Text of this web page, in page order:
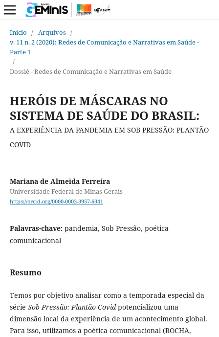
Início / Arquivos /
v. 11 n. 2 (2020): Redes de Comunicação e Narrativas em Saúde -
Parte 1
/
Dossiê - Redes de Comunicação e Narrativas em Saúde
HERÓIS DE MÁSCARAS NO
SISTEMA DE SAÚDE DO BRASIL:
A EXPERIÊNCIA DA PANDEMIA EM SOB PRESSÃO: PLANTÃO
COVID
Mariana de Almeida Ferreira
Universidade Federal de Minas Gerais
https://orcid.org/0000-0003-3957-6341
Palavras-chave: pandemia, Sob Pressão, poética
comunicacional
Resumo
Temos por objetivo analisar como a temporada especial da
série Sob Pressão: Plantão Covid potencializou uma
dimensão local da experiência de um acontecimento global.
Para isso, utilizamos a poética comunicacional (ROCHA,